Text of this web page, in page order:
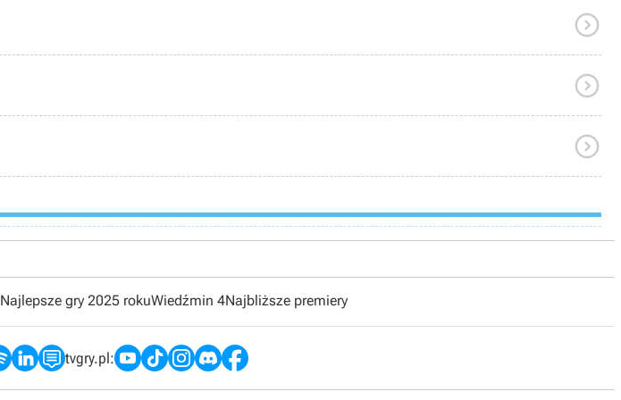



Najlepsze gry 2025 rokuWiedźmin 4Najbliższe premiery
tvgry.pl: